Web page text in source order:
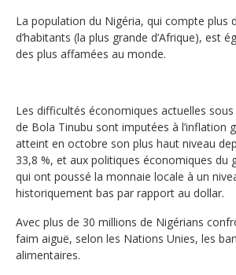
La population du Nigéria, qui compte plus
d’habitants (la plus grande d’Afrique), est
des plus affamées au monde.
Les difficultés économiques actuelles sous
de Bola Tinubu sont imputées à l’inflation
atteint en octobre son plus haut niveau
33,8 %, et aux politiques économiques du
qui ont poussé la monnaie locale à un
historiquement bas par rapport au dollar.
Avec plus de 30 millions de Nigérians
faim aiguë, selon les Nations Unies, les
alimentaires.